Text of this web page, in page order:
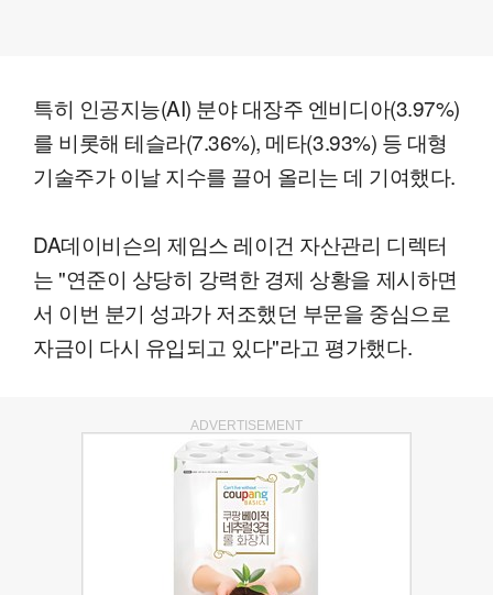
특히 인공지능(AI) 분야 대장주 엔비디아(3.97%)
를 비롯해 테슬라(7.36%), 메타(3.93%) 등 대형
기술주가 이날 지수를 끌어 올리는 데 기여했다.
DA데이비슨의 제임스 레이건 자산관리 디렉터
는 "연준이 상당히 강력한 경제 상황을 제시하면
서 이번 분기 성과가 저조했던 부문을 중심으로
자금이 다시 유입되고 있다"라고 평가했다.
ADVERTISEMENT